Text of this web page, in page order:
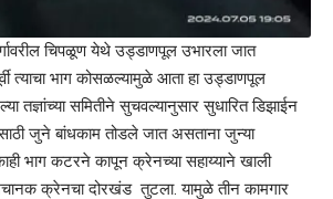
चिपळूण येथे उड्डाणपूल उभारला जात
त्याचा भाग कोसळल्यामुळे आता हा उड्डाणपूल
तज्ञांच्या समितीने सुचवल्यानुसार सुधारित डिझाईन
जुने बांधकाम तोडले जात असताना जुन्या
भाग कटरने कापून क्रेनच्या सहाय्याने खाली
क्रेनचा दोरखंड तुटला. यामुळे तीन कामगार